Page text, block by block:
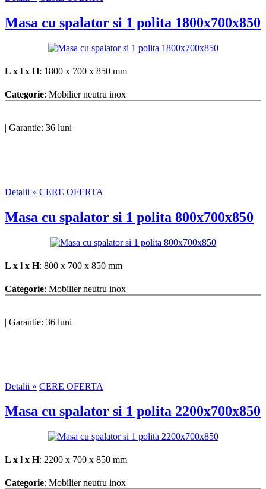
Masa cu spalator si 1 polita 1800x700x850
L x l x H: 1800 x 700 x 850 mm
Categorie: Mobilier neutru inox
| Garantie: 36 luni
Detalii » CERE OFERTA
Masa cu spalator si 1 polita 800x700x850
L x l x H: 800 x 700 x 850 mm
Categorie: Mobilier neutru inox
| Garantie: 36 luni
Detalii » CERE OFERTA
Masa cu spalator si 1 polita 2200x700x850
L x l x H: 2200 x 700 x 850 mm
Categorie: Mobilier neutru inox